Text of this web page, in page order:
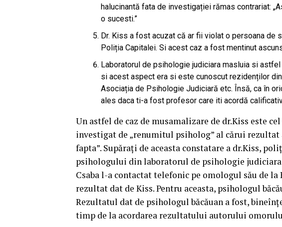
halucinantă fata de investigației rămas contrariat:
o sucesti.”
Dr. Kiss a fost acuzat că ar fii violat o persoana de
Poliția Capitalei. Si acest caz a fost mentinut
Laboratorul de psihologie judiciara masluia si
si acest aspect era si este cunoscut rezidenților
Asociația de Psihologie Judiciară etc. Însă, ca în
ales daca ti-a fost profesor care iti acordă
Un astfel de caz de musamalizare de dr.Kiss este
investigat de „renumitul psiholog” al cărui rezultat
fapta”. Supărați de aceasta constatare a dr.Kiss,
psihologului din laboratorul de psihologie judiciara
Csaba l-a contactat telefonic pe omologul său de
rezultat dat de Kiss. Pentru aceasta, psihologul
Rezultatul dat de psihologul băcăuan a fost,
timp de la acordarea rezultatului autorului